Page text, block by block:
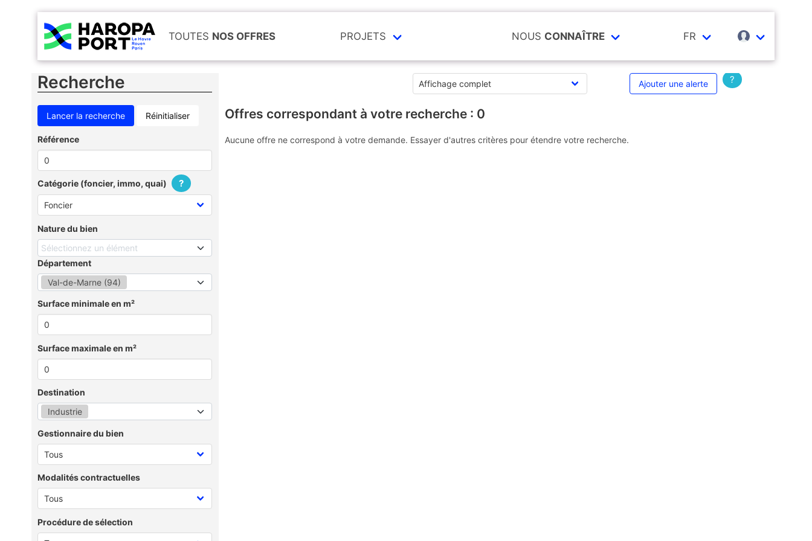
TOUTES NOS OFFRES PROJETS NOUS CONNAÎTRE FR
Recherche
Réinitialiser
Référence
Catégorie (foncier, immo, quai) ?
Nature du bien
Sélectionnez un élément
Département
Val-de-Marne (94)
Surface minimale en m²
Surface maximale en m²
Destination
Industrie
Gestionnaire du bien
Modalités contractuelles
Procédure de sélection
Ajouter une alerte ?
Offres correspondant à votre recherche : 0
Aucune offre ne correspond à votre demande. Essayer d'autres critères pour étendre votre recherche.